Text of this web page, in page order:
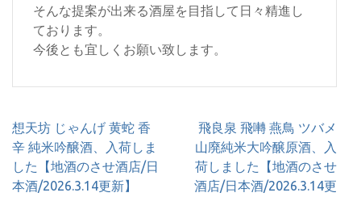
そんな提案が出来る酒屋を目指して日々精進し
ております。
今後とも宜しくお願い致します。
投
稿
ナ
ビ
想天坊 じゃんげ 黄蛇 香
辛 純米吟醸酒、入荷しま
した【地酒のさせ酒店/日
本酒/2026.3.14更新】
飛良泉 飛囀 燕鳥 ツバメ
山廃純米大吟醸原酒、入
荷しました【地酒のさせ
酒店/日本酒/2026.3.14更